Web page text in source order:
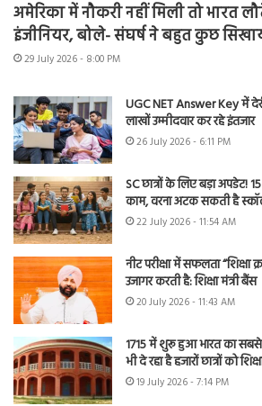
अमेरिका में नौकरी नहीं मिली तो भारत
इंजीनियर, बोले- संघर्ष ने बहुत कुछ
29 July 2026 - 8:00 PM
UGC NET Answer Key में
लाखों उम्मीदवार कर रहे इंतजार
26 July 2026 - 6:11 PM
SC छात्रों के लिए बड़ा
काम, वरना अटक सकती है
22 July 2026 - 11:54 AM
नीट परीक्षा में सफलता “शिक्षा
उजागर करती है: शिक्षा मंत्री बैंस
20 July 2026 - 11:43 AM
1715 में शुरू हुआ भारत का
भी दे रहा है हजारों छात्रों को
19 July 2026 - 7:14 PM